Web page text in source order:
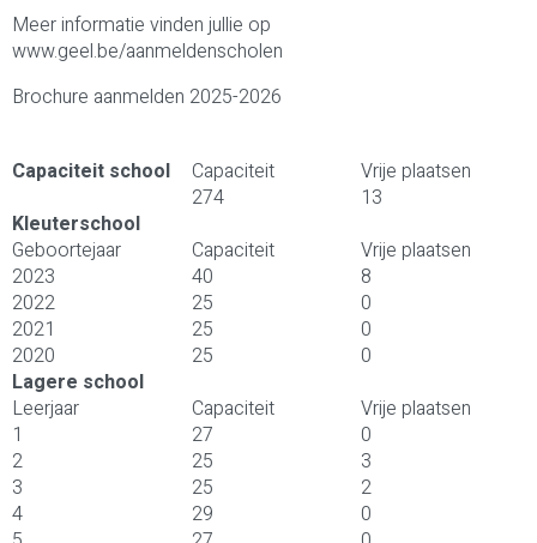
Meer informatie vinden jullie op
www.geel.be/aanmeldenscholen
Brochure aanmelden 2025-2026
Capaciteit school Capaciteit
Vrije plaatsen
274
13
Kleuterschool
Geboortejaar
Capaciteit
Vrije plaatsen
2023
40
8
2022
25
0
2021
25
0
2020
25
0
Lagere school
Leerjaar
Capaciteit
Vrije plaatsen
1
27
0
2
25
3
3
25
2
4
29
0